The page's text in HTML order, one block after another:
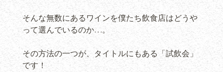
そんな無数にあるワインを僕たち飲食店はどうや
って選んでいるのか…。
その方法の一つが、タイトルにもある「試飲会」
です！